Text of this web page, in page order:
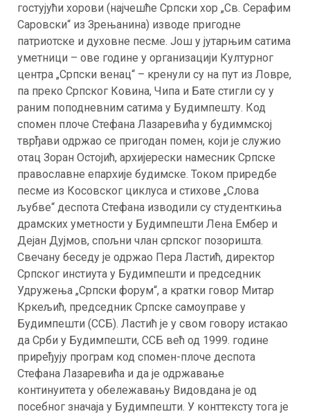
гостујући хорови (најчешће Српски хор „Св. Серафим
Саровски“ из Зрењанина) изводе пригодне
патриотске и духовне песме. Још у јутарњим сатима
уметници – ове године у организацији Културног
центра „Српски венац“ – кренули су на пут из Ловре,
па преко Српског Ковина, Чипа и Бате стигли су у
раним поподневним сатима у Будимпешту. Код
спомен плоче Стефана Лазаревића у будиммској
тврђави одржао се пригодан помен, који је служио
отац Зоран Остојић, архијерески намесник Српске
православне епархије будимске. Током приредбе
песме из Косовског циклуса и стихове „Слова
љубве“ деспота Стефана изводили су студенткиња
драмских уметности у Будимпешти Лена Ембер и
Дејан Дујмов, спољни члан српског позоришта.
Свечану беседу је одржао Пера Ластић, директор
Српског инстиута у Будимпешти и председник
Удружења „Српски форум“, а кратки говор Митар
Кркељић, председник Српске самоуправе у
Будимпешти (ССБ). Ластић је у свом говору истакао
да Срби у Будимпешти, ССБ већ од 1999. године
приређују програм код спомен-плоче деспота
Стефана Лазаревића и да је одржавање
континуитета у обележавању Видовдана је од
посебног значаја у Будимпешти. У конттексту тога је